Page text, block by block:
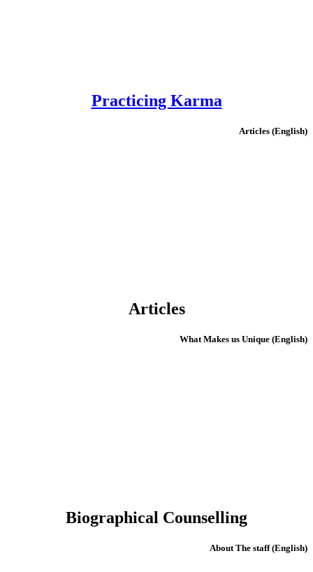
Practicing Karma
(English) Articles
Articles
(English) What Makes us Unique
Biographical Counselling
(English) About The staff